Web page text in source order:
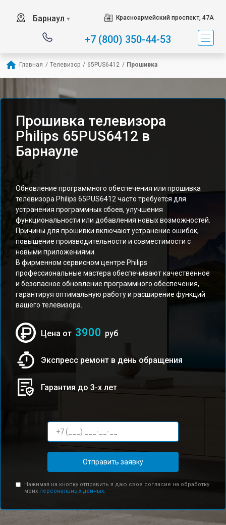
Барнаул ▼ Красноармейский проспект, 47А
+7 (800) 350-44-53
Главная / Телевизор / 65PUS6412 / Прошивка
Прошивка телевизора
Philips 65PUS6412 в
Барнауле
Обновление программного обеспечения или прошивка
телевизора Philips 65PUS6412 часто требуется для
устранения программных сбоев, улучшения
функциональности или добавления новых возможностей.
Причины для прошивки включают устранение ошибок,
повышение производительности и совместимости с
новыми приложениями.
В фирменном сервисном центре Philips
профессиональные мастера обеспечивают качественное
и безопасное обновление программного обеспечения,
гарантируя оптимальную работу и расширение функций
вашего телевизора.
Цена от 3900 руб
Экспресс ремонт в день обращения
Гарантия до 3-х лет
Отправить заявку
Нажимая на кнопку отправить я даю свое согласие на обработку
моих персональных данных.